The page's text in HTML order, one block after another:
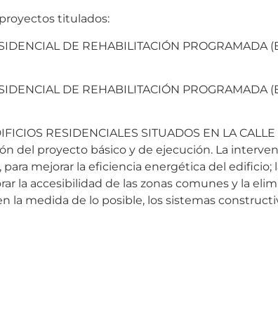
proyectos titulados:
DE REHABILITACIÓN PROGRAMADA
DE REHABILITACIÓN PROGRAMADA
RESIDENCIALES SITUADOS EN LA CALLE
del proyecto básico y de ejecución. La
mejorar la eficiencia energética del edificio;
la accesibilidad de las zonas comunes y la
la medida de lo posible, los sistemas